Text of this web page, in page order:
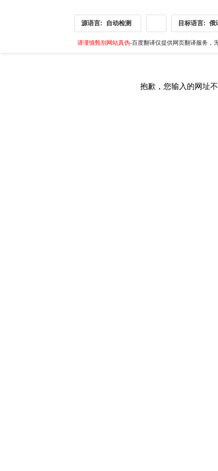
源语言: 自动检测 目标语言: 俄
请谨慎甄别网站真伪-百度翻译仅提供网页翻译服务，